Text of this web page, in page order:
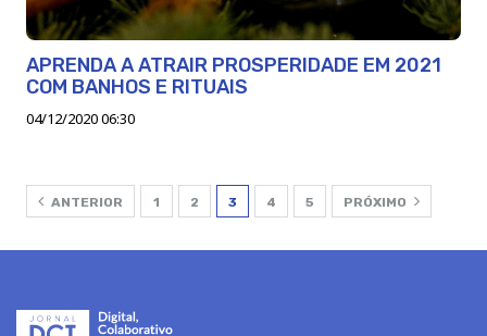
APRENDA A ATRAIR PROSPERIDADE EM 2021
COM BANHOS E RITUAIS
04/12/2020 06:30
ANTERIOR 1 2 3 4 5 PRÓXIMO